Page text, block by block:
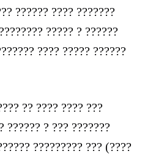
?????? ???? ???????
????? ? ??????
???? ????? ??????
?? ???? ???? ???
?????? ? ??? ???????
????????? ??? (????